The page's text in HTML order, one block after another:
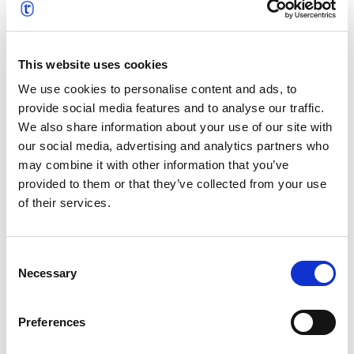
This website uses cookies
We use cookies to personalise content and ads, to
provide social media features and to analyse our traffic.
We also share information about your use of our site with
our social media, advertising and analytics partners who
may combine it with other information that you’ve
provided to them or that they’ve collected from your use
of their services.
Selection
Necessary
Preferences
eingebracht. ProLangua, das vor über 20 Jahren
gegründet wurde, hat sich für seine
innovativen Einsatz von Technologie zur
Rationalisierung von Projekten einen Namen gemacht.
Sowohl ProLangua als auch text&form wurden Teil der
t’works-Gruppe, wo ihre jahrzehntelange Erfahrung
unter einem Dach vereint ist. Gemeinsam bieten diese
beiden starken und renommierten Teams
hochmoderne Lösungen für die Übersetzung,
Lokalisierung und das Management mehrsprachiger
strategischen Partnerschaften von t’works unterstützt